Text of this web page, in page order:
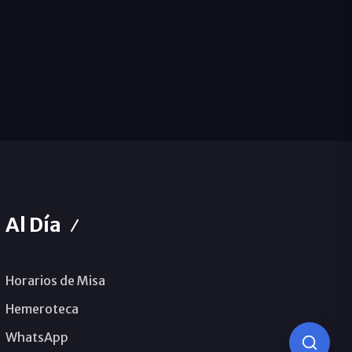
Al Día
Horarios de Misa
Hemeroteca
WhatsApp